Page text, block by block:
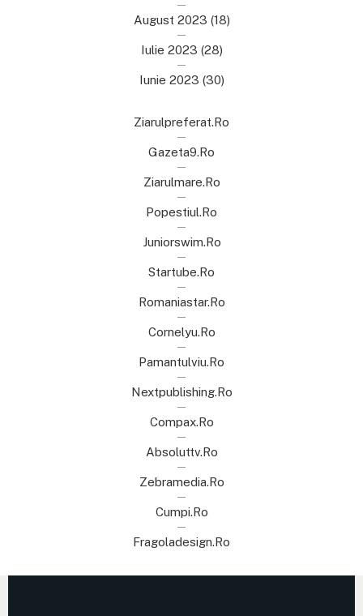
August 2023 (18)
Iulie 2023 (28)
Iunie 2023 (30)
Ziarulpreferat.ro
Gazeta9.ro
Ziarulmare.ro
Popestiul.ro
Juniorswim.ro
Startube.ro
Romaniastar.ro
Cornelyu.ro
Pamantulviu.ro
Nextpublishing.ro
Compax.ro
Absoluttv.ro
Zebramedia.ro
Cumpi.ro
Fragoladesign.ro